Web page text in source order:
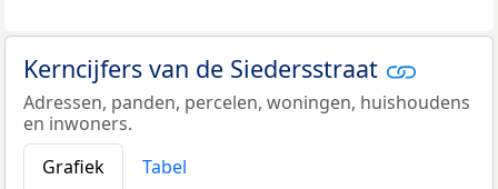
Kerncijfers van de Siedersstraat
Adressen, panden, percelen, woningen, huishoudens
en inwoners.
Grafiek
Tabel